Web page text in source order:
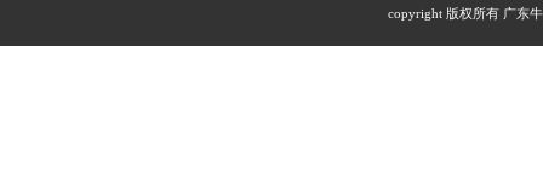
copyright 版权所有 广东